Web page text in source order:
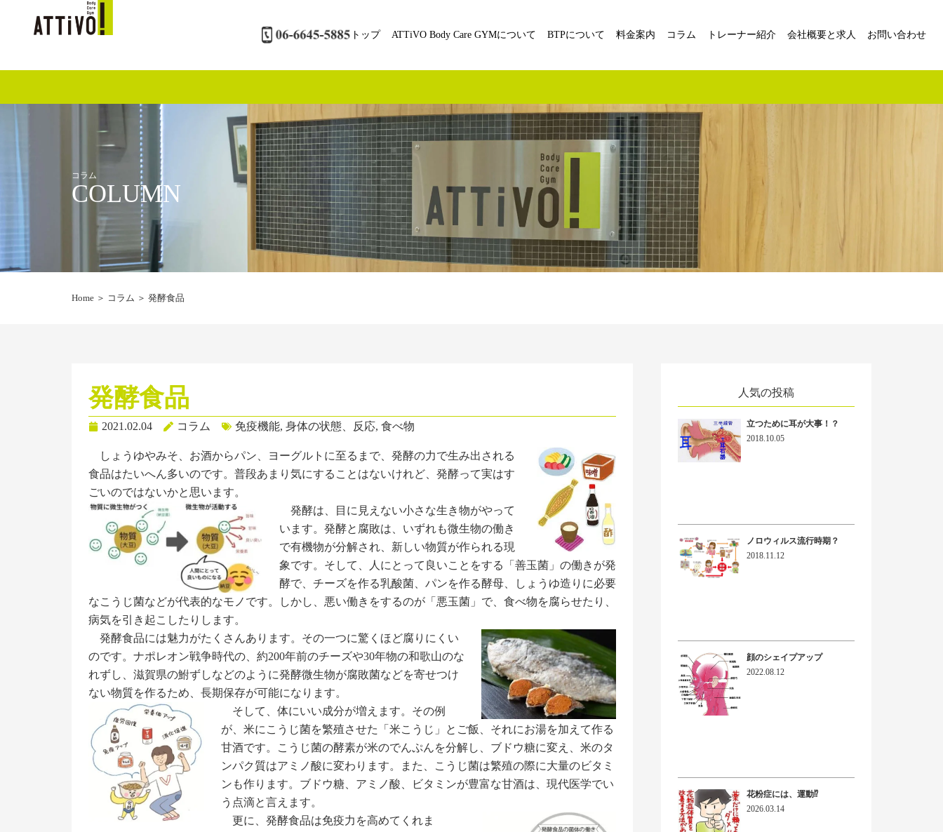
トップ ATTiVO Body Care GYMについて BTPについて 料金案内 コラム トレーナー紹介 会社概要と求人 お問い合わせ
コラム
COLUMN
Home ＞ コラム ＞ 発酵食品
発酵食品
2021.02.04 コラム 免疫機能, 身体の状態、反応, 食べ物
しょうゆやみそ、お酒からパン、ヨーグルトに至るまで、発酵の力で生み出される
食品はたいへん多いのです。普段あまり気にすることはないけれど、発酵って実はす
ごいのではないかと思います。
発酵は、目に見えない小さな生き物がやって
います。発酵と腐敗は、いずれも微生物の働き
で有機物が分解され、新しい物質が作られる現
象です。そして、人にとって良いことをする「善玉菌」の働きが発
酵で、チーズを作る乳酸菌、パンを作る酵母、しょうゆ造りに必要
なこうじ菌などが代表的なモノです。しかし、悪い働きをするのが「悪玉菌」で、食べ物を腐らせたり、
病気を引き起こしたりします。
発酵食品には魅力がたくさんあります。その一つに驚くほど腐りにくい
のです。ナポレオン戦争時代の、約200年前のチーズや30年物の和歌山のな
れずし、滋賀県の鮒ずしなどのように発酵微生物が腐敗菌などを寄せつけ
ない物質を作るため、長期保存が可能になります。
そして、体にいい成分が増えます。その例
が、米にこうじ菌を繁殖させた「米こうじ」とご飯、それにお湯を加えて作る
甘酒です。こうじ菌の酵素が米のでんぷんを分解し、ブドウ糖に変え、米のタ
ンパク質はアミノ酸に変わります。また、こうじ菌は繁殖の際に大量のビタミ
ンも作ります。ブドウ糖、アミノ酸、ビタミンが豊富な甘酒は、現代医学でい
う点滴と言えます。
更に、発酵食品は免疫力を高めてくれま
人気の投稿
立つために耳が大事！？
2018.10.05
ノロウィルス流行時期？
2018.11.12
顔のシェイプアップ
2022.08.12
花粉症には、運動⁉
2026.03.14